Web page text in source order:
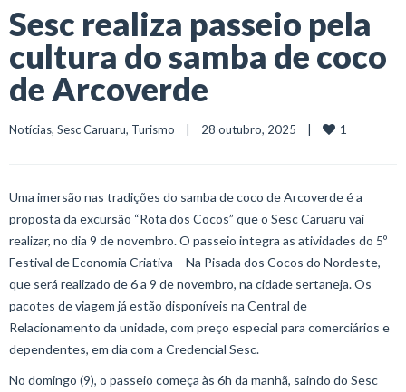
Sesc realiza passeio pela
cultura do samba de coco
de Arcoverde
Notícias, Sesc Caruaru, Turismo
    |    28 outubro, 2025    |
1
Uma imersão nas tradições do samba de coco de Arcoverde é a
proposta da excursão “Rota dos Cocos” que o Sesc Caruaru vai
realizar, no dia 9 de novembro. O passeio integra as atividades do 5º
Festival de Economia Criativa – Na Pisada dos Cocos do Nordeste,
que será realizado de 6 a 9 de novembro, na cidade sertaneja. Os
pacotes de viagem já estão disponíveis na Central de
Relacionamento da unidade, com preço especial para comerciários e
dependentes, em dia com a Credencial Sesc.
No domingo (9), o passeio começa às 6h da manhã, saindo do Sesc